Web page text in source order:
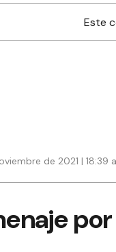
Este
de 2021 |
por